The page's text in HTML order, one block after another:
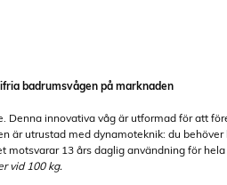
badrumsvågen på marknaden
Denna innovativa våg är utformad för att
är utrustad med dynamoteknik: du
motsvarar 13 års daglig användning för
vid 100 kg.